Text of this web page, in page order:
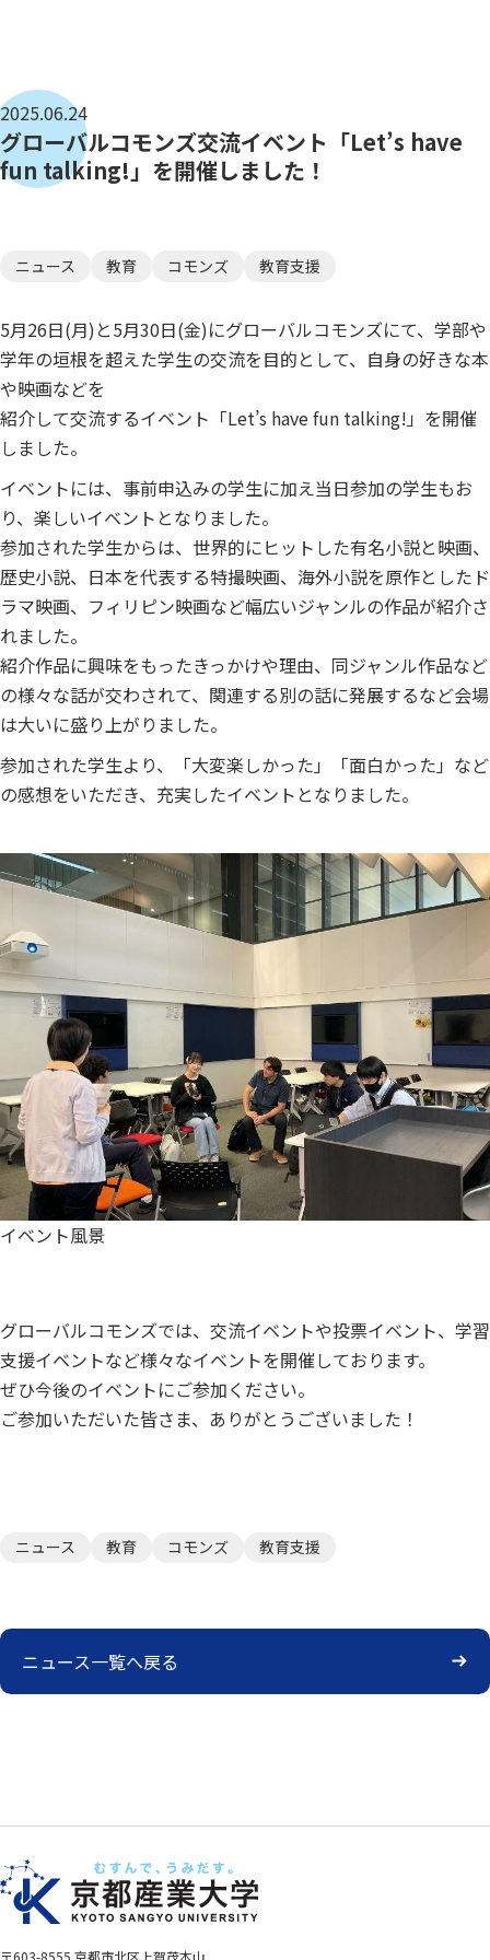
2025.06.24
グローバルコモンズ交流イベント「Let’s have
fun talking!」を開催しました！
ニュース 教育 コモンズ 教育支援
5月26日(月)と5月30日(金)にグローバルコモンズにて、学部や
学年の垣根を超えた学生の交流を目的として、自身の好きな本
や映画などを
紹介して交流するイベント「Let’s have fun talking!」を開催
しました。
イベントには、事前申込みの学生に加え当日参加の学生もお
り、楽しいイベントとなりました。
参加された学生からは、世界的にヒットした有名小説と映画、
歴史小説、日本を代表する特撮映画、海外小説を原作としたド
ラマ映画、フィリピン映画など幅広いジャンルの作品が紹介さ
れました。
紹介作品に興味をもったきっかけや理由、同ジャンル作品など
の様々な話が交わされて、関連する別の話に発展するなど会場
は大いに盛り上がりました。
参加された学生より、「大変楽しかった」「面白かった」など
の感想をいただき、充実したイベントとなりました。
イベント風景
グローバルコモンズでは、交流イベントや投票イベント、学習
支援イベントなど様々なイベントを開催しております。
ぜひ今後のイベントにご参加ください。
ご参加いただいた皆さま、ありがとうございました！
ニュース 教育 コモンズ 教育支援
ニュース一覧へ戻る
〒603-8555 京都市北区上賀茂本山